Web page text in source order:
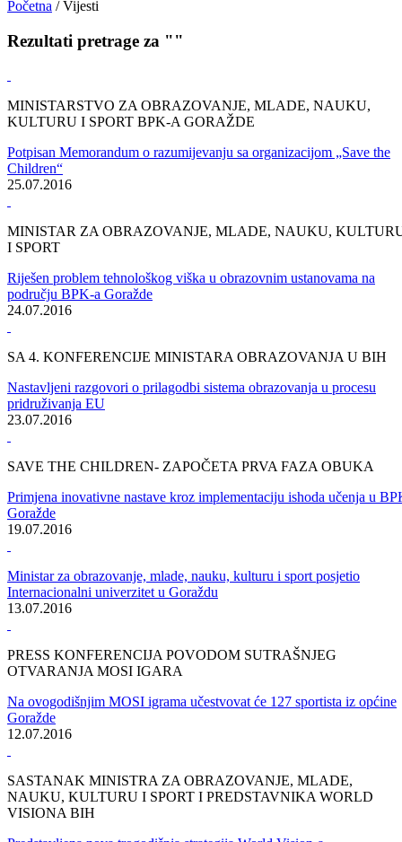
Vijesti
MINISTARSTVO ZA OBRAZOVANJE, MLADE, NAUKU,
KULTURU I SPORT BPK-A GORAŽDE
Potpisan Memorandum o razumijevanju sa organizacijom „Save the
Children“
25.07.2016